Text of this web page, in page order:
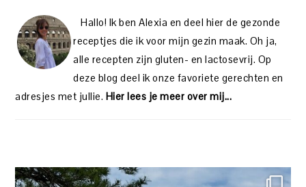
Hallo! Ik ben Alexia en deel hier de gezonde
receptjes die ik voor mijn gezin maak. Oh ja,
alle recepten zijn gluten- en lactosevrij. Op
deze blog deel ik onze favoriete gerechten en
adresjes met jullie. Hier lees je meer over mij...